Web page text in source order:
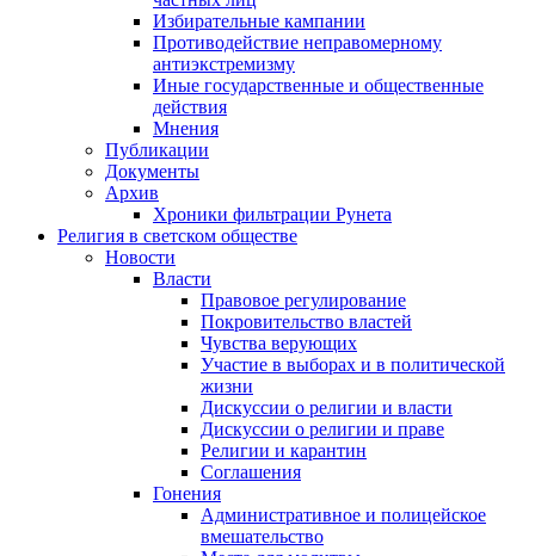
Избирательные кампании
Противодействие неправомерному
антиэкстремизму
Иные государственные и общественные
действия
Мнения
Публикации
Документы
Архив
Хроники фильтрации Рунета
Религия в светском обществе
Новости
Власти
Правовое регулирование
Покровительство властей
Чувства верующих
Участие в выборах и в политической
жизни
Дискуссии о религии и власти
Дискуссии о религии и праве
Религии и карантин
Соглашения
Гонения
Административное и полицейское
вмешательство